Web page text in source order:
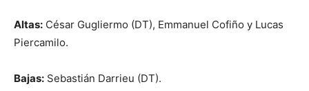
Altas: César Gugliermo (DT), Emmanuel Cofiño y Lucas
Piercamilo.
Bajas: Sebastián Darrieu (DT).